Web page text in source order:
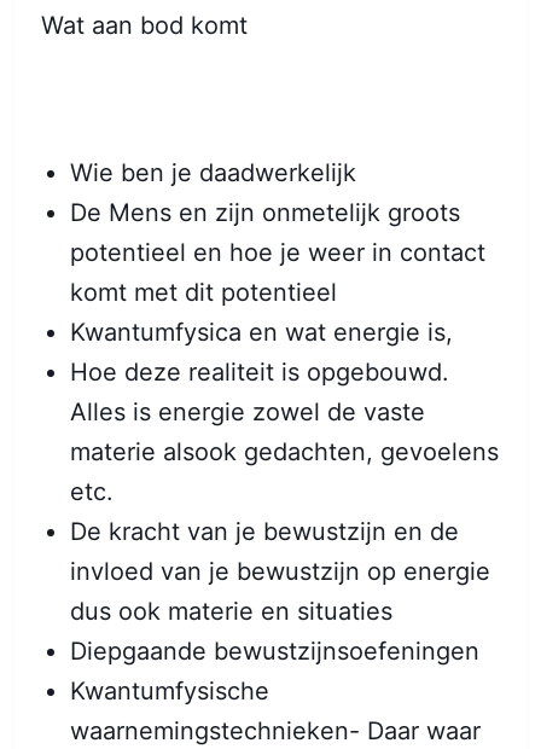
Wat aan bod komt
Wie ben je daadwerkelijk
De Mens en zijn onmetelijk groots
potentieel en hoe je weer in contact
komt met dit potentieel
Kwantumfysica en wat energie is,
Hoe deze realiteit is opgebouwd.
Alles is energie zowel de vaste
materie alsook gedachten, gevoelens
etc.
De kracht van je bewustzijn en de
invloed van je bewustzijn op energie
dus ook materie en situaties
Diepgaande bewustzijnsoefeningen
Kwantumfysische
waarnemingstechnieken- Daar waar